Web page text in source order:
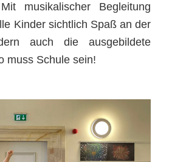
musikalischer Begleitung
Kinder sichtlich Spaß an der
auch die ausgebildete
muss Schule sein!